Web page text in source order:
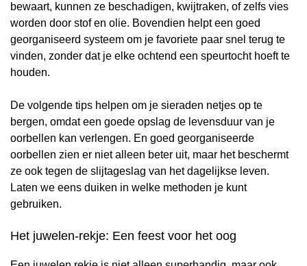
bewaart, kunnen ze beschadigen, kwijtraken, of zelfs vies
worden door stof en olie. Bovendien helpt een goed
georganiseerd systeem om je favoriete paar snel terug te
vinden, zonder dat je elke ochtend een speurtocht hoeft te
houden.
De volgende tips helpen om je sieraden netjes op te
bergen, omdat een goede opslag de levensduur van je
oorbellen kan verlengen. En goed georganiseerde
oorbellen zien er niet alleen beter uit, maar het beschermt
ze ook tegen de slijtageslag van het dagelijkse leven.
Laten we eens duiken in welke methoden je kunt
gebruiken.
Het juwelen-rekje: Een feest voor het oog